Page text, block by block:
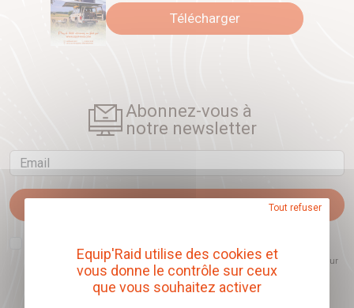
Télécharger
Abonnez-vous à
notre newsletter
Email
comprendre les sujets qui m'intéressent et d'améliorer les contenus
proposés. Ce choix est modifiable à tout moment et reste sans incidence sur
mon inscription.
Equip'Raid utilise des cookies et
vous donne le contrôle sur ceux
que vous souhaitez activer
Tout refuser